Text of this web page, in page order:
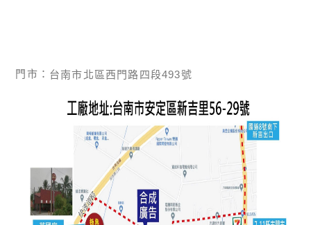
門市： 台南市北區西門路四段493號